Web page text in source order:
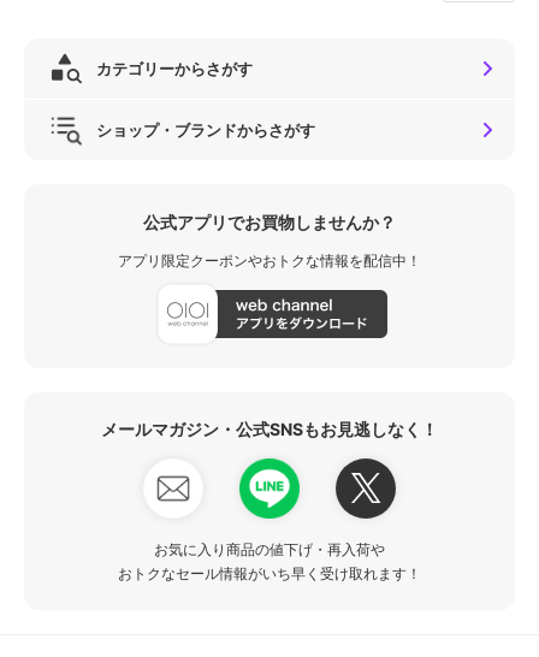
カテゴリーからさがす
ショップ・ブランドからさがす
公式アプリでお買物しませんか？
アプリ限定クーポンやおトクな情報を配信中！
メールマガジン・公式SNSもお見逃しなく！
お気に入り商品の値下げ・再入荷や
おトクなセール情報がいち早く受け取れます！